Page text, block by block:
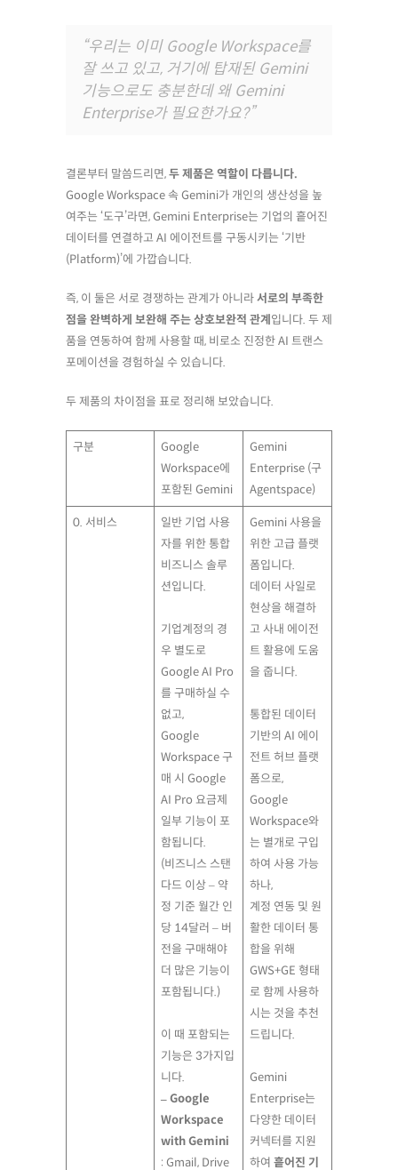
“우리는 이미 Google Workspace를
잘 쓰고 있고, 거기에 탑재된 Gemini
기능으로도 충분한데 왜 Gemini
Enterprise가 필요한가요?”
결론부터 말씀드리면,두 제품은 역할이 다릅니다.
Google Workspace 속 Gemini가 개인의 생산성을 높
여주는 ‘도구’라면, Gemini Enterprise는 기업의 흩어진
데이터를 연결하고 AI 에이전트를 구동시키는 ‘기반
(Platform)’에 가깝습니다.
즉, 이 둘은 서로 경쟁하는 관계가 아니라서로의 부족한
점을 완벽하게 보완해 주는 상호보완적 관계 입니다. 두 제
품을 연동하여 함께 사용할 때, 비로소 진정한 AI 트랜스
포메이션을 경험하실 수 있습니다.
두 제품의 차이점을 표로 정리해 보았습니다.
구분
Google
Workspace에
포함된 Gemini
Gemini
Enterprise (구
Agentspace)
0. 서비스
일반 기업 사용
자를 위한 통합
비즈니스 솔루
션입니다.
기업계정의 경
우 별도로
Google AI Pro
를 구매하실 수
없고,
Google
Workspace 구
매 시 Google
AI Pro 요금제
일부 기능이 포
함됩니다.
(비즈니스 스탠
다드 이상 – 약
정 기준 월간 인
당 14달러 – 버
전을 구매해야
더 많은 기능이
포함됩니다.)
이 때 포함되는
기능은 3가지입
니다.
– Google
Workspace
with Gemini
: Gmail, Drive
Gemini 사용을
위한 고급 플랫
폼입니다.
데이터 사일로
현상을 해결하
고 사내 에이전
트 활용에 도움
을 줍니다.
통합된 데이터
기반의 AI 에이
전트 허브 플랫
폼으로,
Google
Workspace와
는 별개로 구입
하여 사용 가능
하나,
계정 연동 및 원
활한 데이터 통
합을 위해
GWS+GE 형태
로 함께 사용하
시는 것을 추천
드립니다.
Gemini
Enterprise는
다양한 데이터
커넥터를 지원
하여 흩어진 기